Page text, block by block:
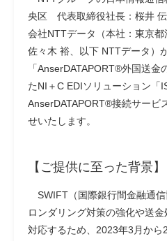
央区 代表取締役社長：桜井
会社NTTデータ（本社：東京
佐々木 裕、以下 NTTデータ）
「AnserDATAPORT®外国送
たNI＋C EDIソリューション「
AnserDATAPORT®接続サービ
せいたします。
【ご提供に至った背景】
SWIFT（国際銀行間金融通
ロンダリング対策の強化や送
対応するため、2023年3月から